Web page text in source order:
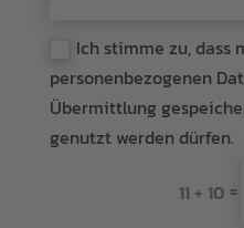
Ich stimme zu, dass
personenbezogenen
Übermittlung
genutzt werden dürfen.
11 + 10 =